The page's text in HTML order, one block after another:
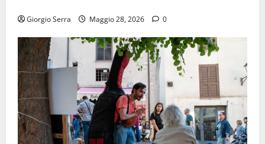
Giorgio Serra Maggio 28, 2026 0